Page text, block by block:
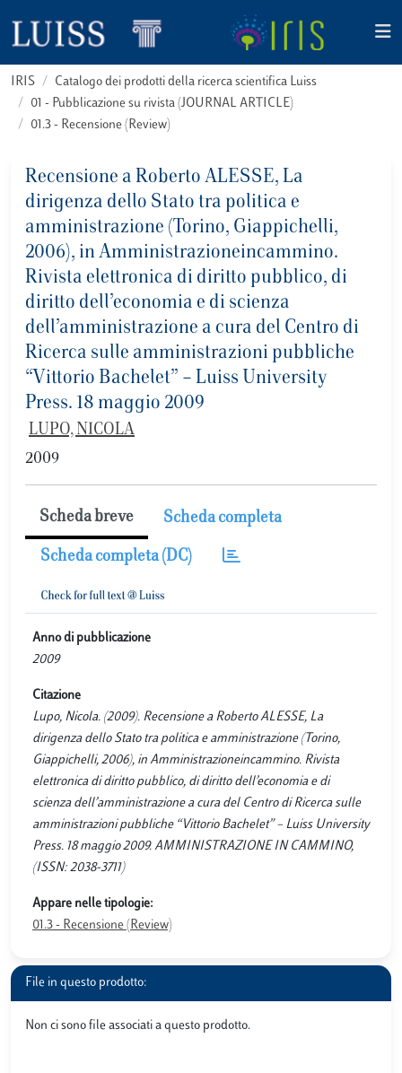
IRIS
Catalogo dei prodotti della ricerca scientifica Luiss
01 - Pubblicazione su rivista (JOURNAL ARTICLE)
01.3 - Recensione (Review)
Recensione a Roberto ALESSE, La
dirigenza dello Stato tra politica e
amministrazione (Torino, Giappichelli,
2006), in Amministrazioneincammino.
Rivista elettronica di diritto pubblico, di
diritto dell’economia e di scienza
dell’amministrazione a cura del Centro di
Ricerca sulle amministrazioni pubbliche
“Vittorio Bachelet” – Luiss University
Press. 18 maggio 2009
LUPO, NICOLA
2009
Scheda breve Scheda completa
Scheda completa (DC)
Anno di pubblicazione
2009
Citazione
Lupo, Nicola. (2009). Recensione a Roberto ALESSE, La
dirigenza dello Stato tra politica e amministrazione (Torino,
Giappichelli, 2006), in Amministrazioneincammino. Rivista
elettronica di diritto pubblico, di diritto dell’economia e di
scienza dell’amministrazione a cura del Centro di Ricerca sulle
amministrazioni pubbliche “Vittorio Bachelet” – Luiss University
Press. 18 maggio 2009. AMMINISTRAZIONE IN CAMMINO,
(ISSN: 2038-3711)
Appare nelle tipologie:
01.3 - Recensione (Review)
File in questo prodotto:
Non ci sono file associati a questo prodotto.